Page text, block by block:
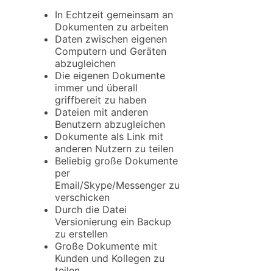
In Echtzeit gemeinsam an
Dokumenten zu arbeiten
Daten zwischen eigenen
Computern und Geräten
abzugleichen
Die eigenen Dokumente
immer und überall
griffbereit zu haben
Dateien mit anderen
Benutzern abzugleichen
Dokumente als Link mit
anderen Nutzern zu teilen
Beliebig große Dokumente
per
Email/Skype/Messenger zu
verschicken
Durch die Datei
Versionierung ein Backup
zu erstellen
Große Dokumente mit
Kunden und Kollegen zu